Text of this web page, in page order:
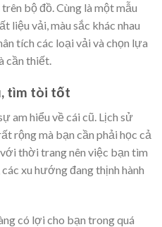
bộ đồ. Cùng là một mẫu
liệu vải, màu sắc khác nhau
tích các loại vải và chọn lựa
cần thiết.
tìm tòi tốt
am hiểu về cái cũ. Lịch sử
rộng mà bạn cần phải học cả
thời trang nên việc bạn tìm
xu hướng đang thịnh hành
có lợi cho bạn trong quá